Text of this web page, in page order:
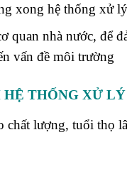
xong hệ thống xử
nhà nước, để
vấn đề môi trường
THỐNG XỬ
lượng, tuổi thọ